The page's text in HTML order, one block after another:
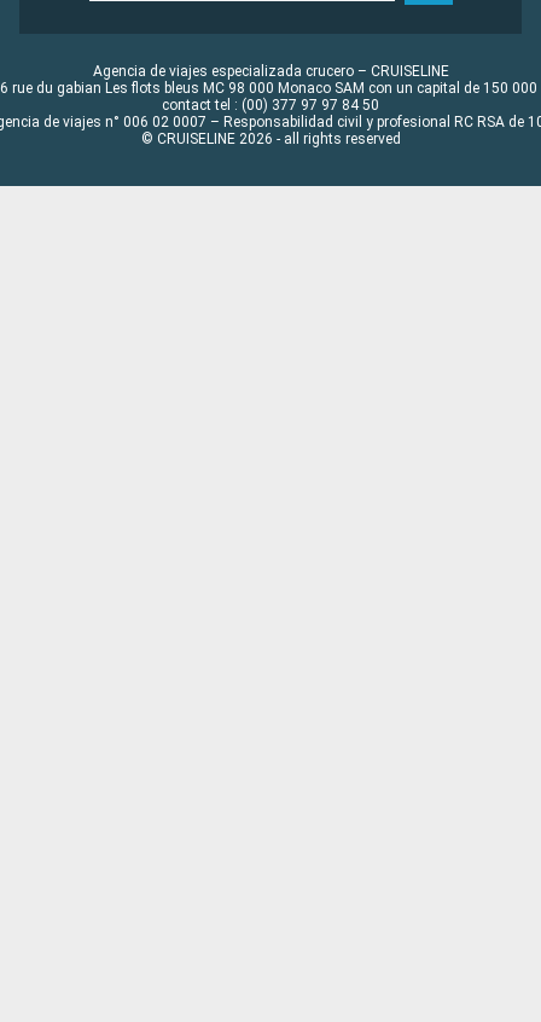
Agencia de viajes especializada crucero – CRUISELINE
rue du gabian Les flots bleus MC 98 000 Monaco SAM con un capital de 150 000
contact tel : (00) 377 97 97 84 50
de viajes n° 006 02 0007 – Responsabilidad civil y profesional RC RSA de
© CRUISELINE 2026 - all rights reserved